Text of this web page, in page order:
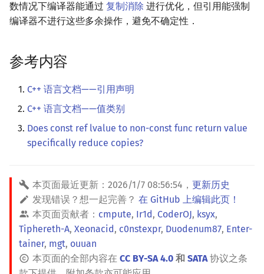
数情况下编译器能通过 复制消除 进行优化，但引用能强制
编译器不进行这些多余操作，避免不确定性．
参考内容
C++ 语言文档——引用声明
C++ 语言文档——值类别
Does const ref lvalue to non-const func return value
specifically reduce copies?
本页面最近更新： 2026/1/7 08:56:54 ， 更新历史
发现错误？想一起完善？ 在 GitHub 上编辑此页！
本页面贡献者： cmpute, Ir1d, CoderOJ, ksyx,
Tiphereth-A, Xeonacid, c0nstexpr, Duodenum87, Enter-
tainer, mgt, ouuan
本页面的全部内容在 CC BY-SA 4.0 和 SATA协议之条